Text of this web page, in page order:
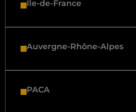
Île-de-France
Auvergne-Rhône-Alpes
PACA